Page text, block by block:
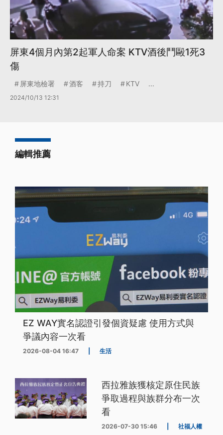
屏東4個月內第2起軍人命案 KTV酒後鬥毆1死3
傷
屏東地檢署 酒客 持刀 KTV ...
2024/10/13 12:31
編輯推薦
EZ WAY實名認證引發個資疑慮 使用方式與
爭議內容一次看
2026-08-04 16:47 生活
西拉雅族獲核定原住民族
爭取過程與族群分布一次
看
2026-07-30 15:46 社福人權